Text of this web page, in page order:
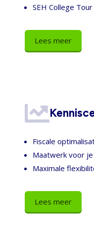
SEH College Tour
Lees meer
Fiscale
Maatwerk voor
Maximale
Lees meer